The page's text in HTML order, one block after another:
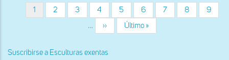
retablo
que
la
Paginación
Página
actual
1 Página
2 Página
3 Página
4 Página
5 Página
6 Página
7 Página
8 Página
9
…
Siguiente
página
››
Última
página
Último »
Suscribirse a Esculturas exentas